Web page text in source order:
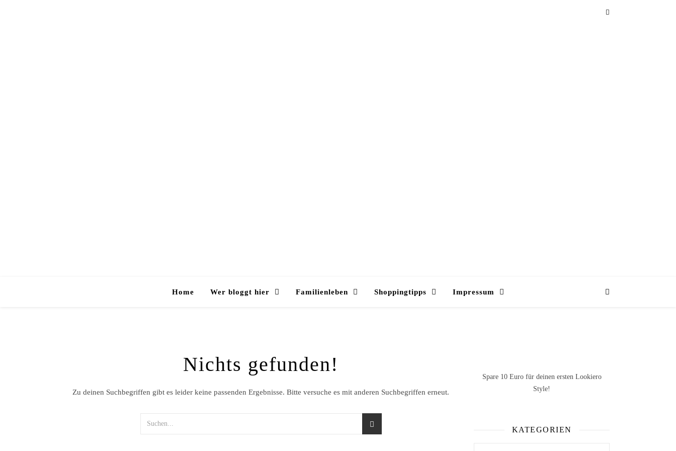
Home Wer bloggt hier Familienleben Shoppingtipps Impressum
Nichts gefunden!
Zu deinen Suchbegriffen gibt es leider keine passenden Ergebnisse. Bitte versuche es mit anderen Suchbegriffen erneut.
Spare 10 Euro für deinen ersten Lookiero
Style!
KATEGORIEN